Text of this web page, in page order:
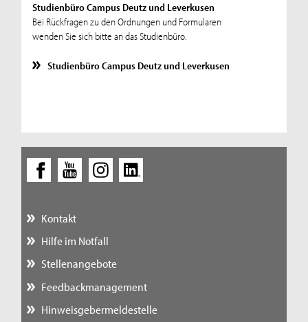
Studienbüro Campus Deutz und Leverkusen
Bei Rückfragen zu den Ordnungen und Formularen
wenden Sie sich bitte an das Studienbüro.
Studienbüro Campus Deutz und Leverkusen
Kontakt
Hilfe im Notfall
Stellenangebote
Feedbackmanagement
Hinweisgebermeldestelle